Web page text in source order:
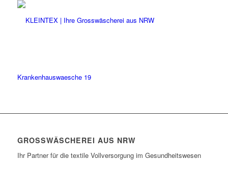
Krankenhauswaesche 19
GROSSWÄSCHEREI AUS NRW
Ihr Partner für die textile Vollversorgung im Gesundheitswesen